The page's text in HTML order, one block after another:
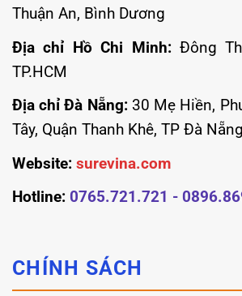
Thuận An, Bình Dương
Địa chỉ Hồ Chi Minh:Đông
TP.HCM
Địa chỉ Đà Nẵng:30 Mẹ Hiền,
Tây, Quận Thanh Khê, TP Đà Nẵng
Website: surevina.com
Hotline: 0765.721.721 -
CHÍNH SÁCH